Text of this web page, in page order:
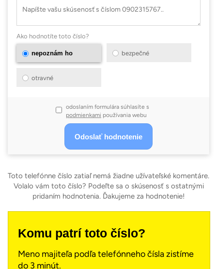
Ako hodnotíte toto číslo?
nepoznám ho bezpečné
otravné
odoslaním formulára súhlasíte s
podmienkami používania webu
Toto telefónne číslo zatiaľ nemá žiadne užívateľské komentáre.
Volalo vám toto číslo? Podeľte sa o skúsenosť s ostatnými
pridaním hodnotenia. Ďakujeme za hodnotenie!
Komu patrí toto číslo?
Meno majiteľa podľa telefónneho čísla zistíme
do 3 minút.